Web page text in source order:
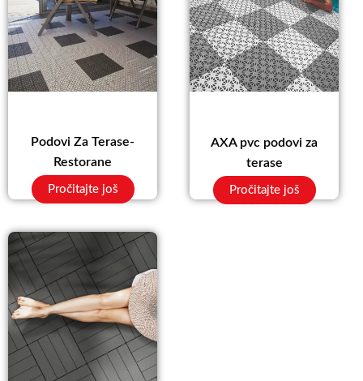
Podovi Za Terase-
Restorane
Pročitajte još
AXA pvc podovi za
terase
Pročitajte još